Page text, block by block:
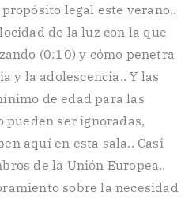
legal este verano..
de la luz con la que
(0:10) y cómo penetra
y la adolescencia.. Y las
de edad para las
pueden ser ignoradas,
aquí en esta sala.. Casi
de la Unión Europea..
sobre la necesidad